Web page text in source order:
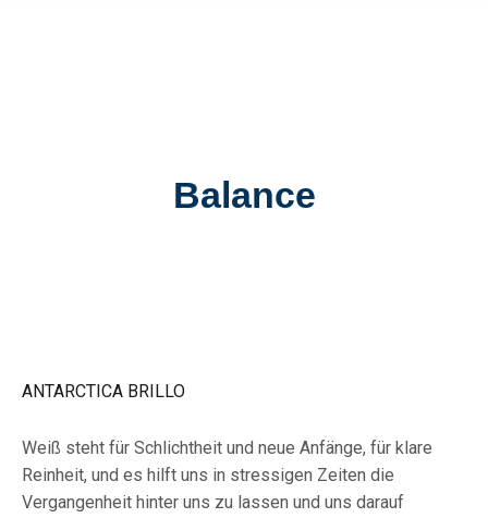
Balance
ANTARCTICA BRILLO
Weiß steht für Schlichtheit und neue Anfänge, für klare
Reinheit, und es hilft uns in stressigen Zeiten die
Vergangenheit hinter uns zu lassen und uns darauf